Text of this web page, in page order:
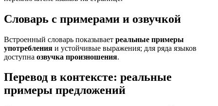
Словарь с примерами и озвучкой
Встроенный словарь показывает реальные примеры
употребления и устойчивые выражения; для ряда языков
доступна озвучка произношения.
Перевод в контексте: реальные
примеры предложений